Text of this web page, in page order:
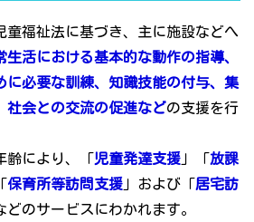
童福祉法に基づき、主に施設などへ
生活における基本的な動作の指導、
に必要な訓練、知識技能の付与、集
社会との交流の促進などの支援を行
齢により、「児童発達支援 」「放課
保育所等訪問支援 」および「居宅訪
どのサービスにわかれます。